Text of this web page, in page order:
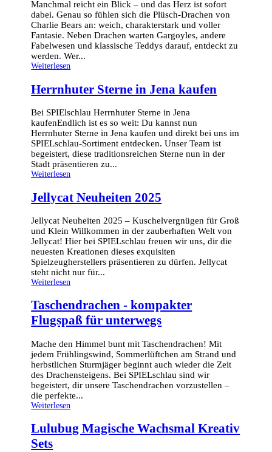
Manchmal reicht ein Blick – und das Herz ist sofort
dabei. Genau so fühlen sich die Plüsch-Drachen von
Charlie Bears an: weich, charakterstark und voller
Fantasie. Neben Drachen warten Gargoyles, andere
Fabelwesen und klassische Teddys darauf, entdeckt zu
werden. Wer...
Weiterlesen
Herrnhuter Sterne in Jena kaufen
Bei SPIElschlau Herrnhuter Sterne in Jena
kaufenEndlich ist es so weit: Du kannst nun
Herrnhuter Sterne in Jena kaufen und direkt bei uns im
SPIELschlau-Sortiment entdecken. Unser Team ist
begeistert, diese traditionsreichen Sterne nun in der
Stadt präsentieren zu...
Weiterlesen
Jellycat Neuheiten 2025
Jellycat Neuheiten 2025 – Kuschelvergnügen für Groß
und Klein Willkommen in der zauberhaften Welt von
Jellycat! Hier bei SPIELschlau freuen wir uns, dir die
neuesten Kreationen dieses exquisiten
Spielzeugherstellers präsentieren zu dürfen. Jellycat
steht nicht nur für...
Weiterlesen
Taschendrachen - kompakter
Flugspaß für unterwegs
Mache den Himmel bunt mit Taschendrachen! Mit
jedem Frühlingswind, Sommerlüftchen am Strand und
herbstlichen Sturmjäger beginnt auch wieder die Zeit
des Drachensteigens. Bei SPIELschlau sind wir
begeistert, dir unsere Taschendrachen vorzustellen –
die perfekte...
Weiterlesen
Lulubug Magische Wachsmal Kreativ
Sets